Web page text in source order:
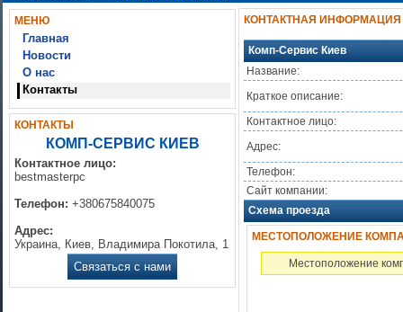
МЕНЮ
Главная
Новости
О нас
Контакты
КОНТАКТЫ
КОМП-СЕРВИС КИЕВ
Контактное лицо:
bestmasterpc
Телефон: +380675840075
Адрес:
Украина, Киев, Владимира Покотила, 1
Связаться с нами
КОНТАКТНАЯ ИНФОРМАЦИЯ
Комп-Сервис Киев
Название:
Краткое описание:
Контактное лицо:
Адрес:
Телефон:
Сайт компании:
Схема проезда
МЕСТОПОЛОЖЕНИЕ
Местоположение